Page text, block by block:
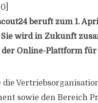
0
beruft zum 1.
wird in Zukunft
der Online-Plattform
sowie den Bereich